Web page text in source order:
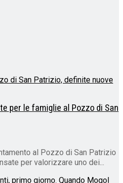
per le famiglie al Pozzo di San
al Pozzo di San Patrizio
per valorizzare uno dei...